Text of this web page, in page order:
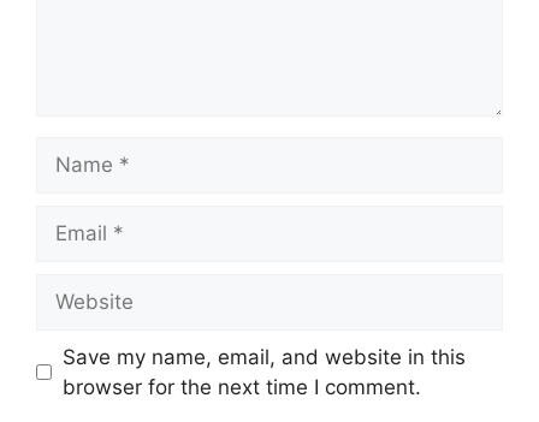
Save my name, email, and website in this
browser for the next time I comment.